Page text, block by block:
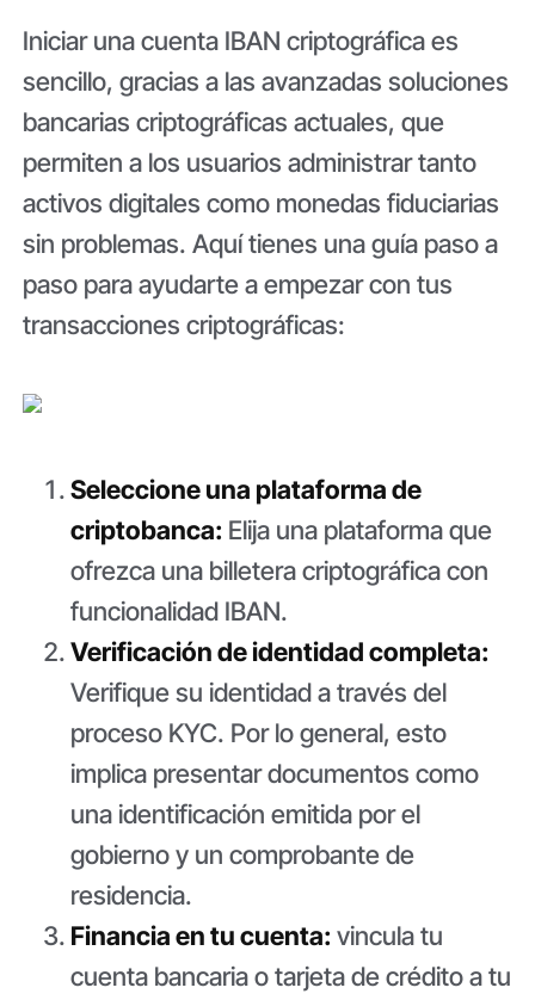
Iniciar una cuenta IBAN criptográfica es
sencillo, gracias a las avanzadas soluciones
bancarias criptográficas actuales, que
permiten a los usuarios administrar tanto
activos digitales como monedas fiduciarias
sin problemas. Aquí tienes una guía paso a
paso para ayudarte a empezar con tus
transacciones criptográficas:
Seleccione una plataforma de
criptobanca: Elija una plataforma que
ofrezca una billetera criptográfica con
funcionalidad IBAN.
Verificación de identidad completa:
Verifique su identidad a través del
proceso KYC. Por lo general, esto
implica presentar documentos como
una identificación emitida por el
gobierno y un comprobante de
residencia.
Financia en tu cuenta:vincula tu
cuenta bancaria o tarjeta de crédito a tu